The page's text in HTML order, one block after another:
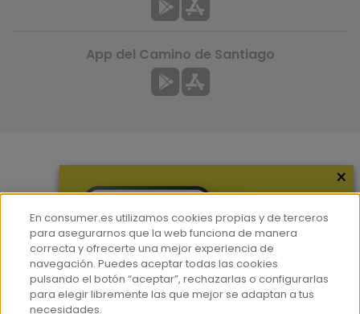
Hemeroteca
Contacto
Prensa
Corpus Lingüístico Consumer
App del Camino de Santiago
×
En consumer.es utilizamos cookies propias y de terceros
para asegurarnos que la web funciona de manera
correcta y ofrecerte una mejor experiencia de
navegación. Puedes aceptar todas las cookies
pulsando el botón “aceptar”, rechazarlas o configurarlas
para elegir libremente las que mejor se adaptan a tus
necesidades.